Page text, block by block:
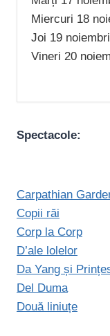
Miercuri 18
Joi 19
Vineri 20
Spectacole:
Carpathian
Copii răi
Corp la Corp
D’ale lolelor
Da Yang și
Del Duma
Două liniuțe